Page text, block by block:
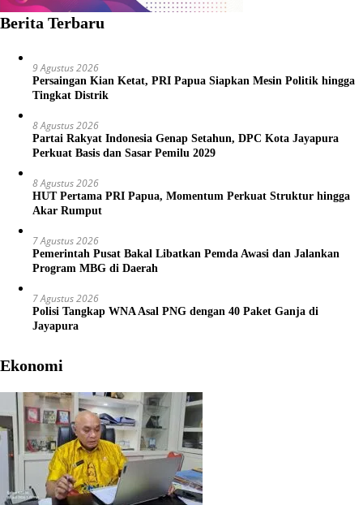
Berita Terbaru
9 Agustus 2026
Persaingan Kian Ketat, PRI Papua Siapkan Mesin Politik hingga
Tingkat Distrik
8 Agustus 2026
Partai Rakyat Indonesia Genap Setahun, DPC Kota Jayapura
Perkuat Basis dan Sasar Pemilu 2029
8 Agustus 2026
HUT Pertama PRI Papua, Momentum Perkuat Struktur hingga
Akar Rumput
7 Agustus 2026
Pemerintah Pusat Bakal Libatkan Pemda Awasi dan Jalankan
Program MBG di Daerah
7 Agustus 2026
Polisi Tangkap WNA Asal PNG dengan 40 Paket Ganja di
Jayapura
Ekonomi